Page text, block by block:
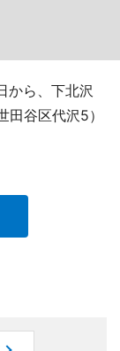
から、下北沢
谷区代沢5）